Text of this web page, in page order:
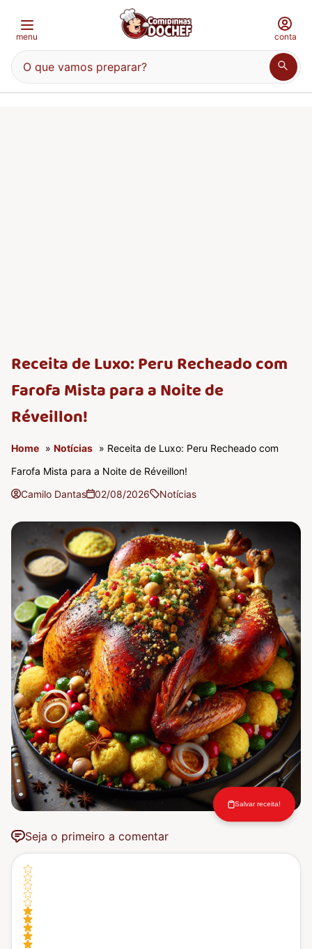
menu
O que vamos preparar?
conta
Receita de Luxo: Peru Recheado com
Farofa Mista para a Noite de
Réveillon!
Home » Notícias » Receita de Luxo: Peru Recheado com
Farofa Mista para a Noite de Réveillon!
Camilo Dantas
02/08/2026 Notícias
Seja o primeiro a comentar
Salvar receita!